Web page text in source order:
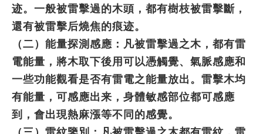
迹。一般被雷擊過的木頭，都有樹枝被雷擊斷，
還有被雷擊后燒焦的痕迹。
（二）能量探測感應：凡被雷擊過之木，都有雷
電能量，將木取下後用可以憑觸覺、氣脈感應和
一些功能觀看是否有雷電之能量放出。雷擊木均
有能量，可感應出来，身體敏感部位都可感應
到，會出現熱麻漲等不同的感覺。